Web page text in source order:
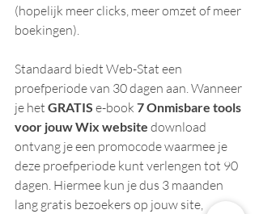
(hopelijk meer clicks, meer omzet of meer
boekingen).
Standaard biedt Web-Stat een
proefperiode van 30 dagen aan. Wanneer
je het GRATIS e-book 7 Onmisbare tools
voor jouw Wix website download
ontvang je een promocode waarmee je
deze proefperiode kunt verlengen tot 90
dagen. Hiermee kun je dus 3 maanden
lang gratis bezoekers op jouw site,